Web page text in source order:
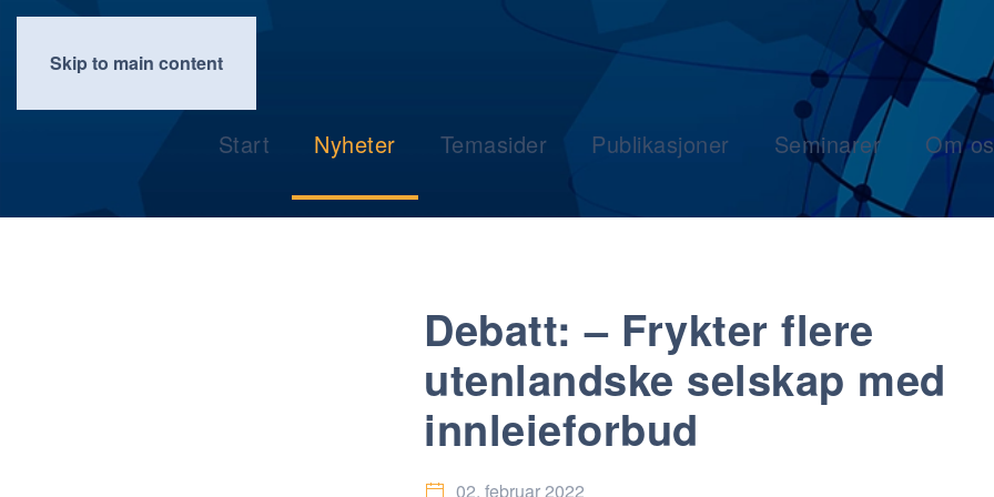
Skip to main content
Start Nyheter Temasider Publikasjoner Seminarer Om
Debatt: – Frykter flere
utenlandske selskap med
innleieforbud
02. februar 2022